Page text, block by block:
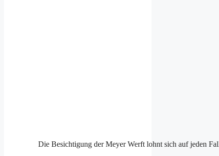
Die Besichtigung der Meyer Werft lohnt sich auf jeden